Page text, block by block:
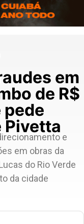
em
de R$
pede
Pivetta
e
em obras da
do Rio Verde
da cidade